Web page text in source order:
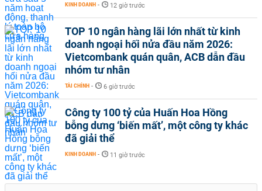
KINH DOANH - 12 giờ trước
TOP 10 ngân hàng lãi lớn nhất từ kinh
doanh ngoại hối nửa đầu năm 2026:
Vietcombank quán quân, ACB dẫn đầu
nhóm tư nhân
TÀI CHÍNH - 6 giờ trước
Công ty 100 tỷ của Huấn Hoa Hồng
bỗng dưng ‘biến mất’, một công ty khác
đã giải thể
KINH DOANH - 11 giờ trước